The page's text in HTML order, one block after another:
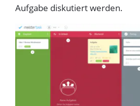
Aufgabe diskutiert werden.